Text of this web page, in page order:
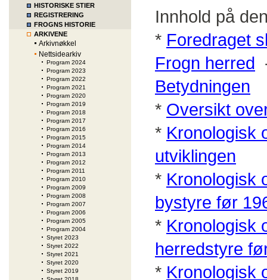
HISTORISKE STIER
REGISTRERING
FROGNS HISTORIE
ARKIVENE
Arkivnøkkel
Nettsidearkiv
Program 2024
Program 2023
Program 2022
Program 2021
Program 2020
Program 2019
Program 2018
Program 2017
Program 2016
Program 2015
Program 2014
Program 2013
Program 2012
Program 2011
Program 2010
Program 2009
Program 2008
Program 2007
Program 2006
Program 2005
Program 2004
Styret 2023
Styret 2022
Styret 2021
Styret 2020
Styret 2019
Innhold på
* Foredraget
Frogn herred
Betydningen
* Oversikt
* Kronologisk
utviklingen
* Kronologisk
bystyre før
* Kronologisk
herredstyre
* Kronologisk